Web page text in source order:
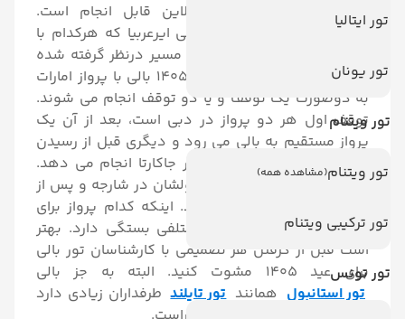
تور ایتالیا
تور یونان
تور ویتنام
تور ویتنام(مشاهده همه)
تور ترکیبی ویتنام
تور تونس
تور بالی معمولا با دو ایرلاین قابل انجام است.
هواپیمایی امارات و هواپیمایی ایرعربیا که هرکدام با
تعداد توقف متفاوت برای این مسیر درنظر گرفته شده
اند. تورهای بالی و تور نوروز 1405 بالی با پرواز امارات
به دوصورت یک توقف و یا دو توقف انجام می شوند.
توقف اول هر دو پرواز در دبی است، بعد از آن یک
پرواز مستقیم به بالی می رود و دیگری قبل از رسیدن
به بالی توقف دوم خود را در جاکارتا انجام می دهد.
پرواز های ایرعربیا نیز توقف اولشان در شارجه و پس از
آن در کوالالامپور توقف دارند. اینکه کدام پرواز برای
شما بهتر است به عوامل مختلفی بستگی دارد. بهتر
است قبل از گرفتن هر تصمیمی با کارشناسان تور بالی
برای عید 1405 مشوت کنید. البته به جز بالی
تور استانبول همانند تور تایلند طرفداران زیادی دارد